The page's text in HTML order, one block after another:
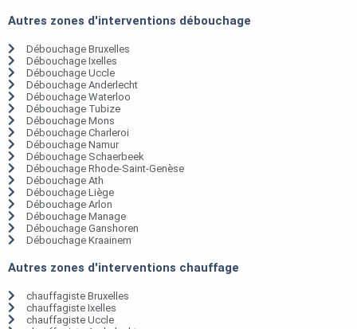
Autres zones d'interventions débouchage
Débouchage Bruxelles
Débouchage Ixelles
Débouchage Uccle
Débouchage Anderlecht
Débouchage Waterloo
Débouchage Tubize
Débouchage Mons
Débouchage Charleroi
Débouchage Namur
Débouchage Schaerbeek
Débouchage Rhode-Saint-Genèse
Débouchage Ath
Débouchage Liège
Débouchage Arlon
Débouchage Manage
Débouchage Ganshoren
Débouchage Kraainem
Autres zones d'interventions chauffage
chauffagiste Bruxelles
chauffagiste Ixelles
chauffagiste Uccle